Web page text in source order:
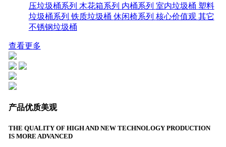
压垃圾桶系列 木花箱系列 内桶系列 室内垃圾桶 塑料
垃圾桶系列 铁质垃圾桶 休闲椅系列 核心价值观 其它
不锈钢垃圾桶
查看更多
产品优质美观
THE QUALITY OF HIGH AND NEW TECHNOLOGY PRODUCTION
IS MORE ADVANCED